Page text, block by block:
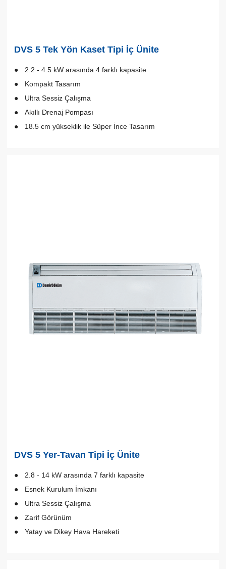
DVS 5 Tek Yön Kaset Tipi İç Ünite
2.2 - 4.5 kW arasında 4 farklı kapasite
Kompakt Tasarım
Ultra Sessiz Çalışma
Akıllı Drenaj Pompası
18.5 cm yükseklik ile Süper İnce Tasarım
DVS 5 Yer-Tavan Tipi İç Ünite
2.8 - 14 kW arasında 7 farklı kapasite
Esnek Kurulum İmkanı
Ultra Sessiz Çalışma
Zarif Görünüm
Yatay ve Dikey Hava Hareketi